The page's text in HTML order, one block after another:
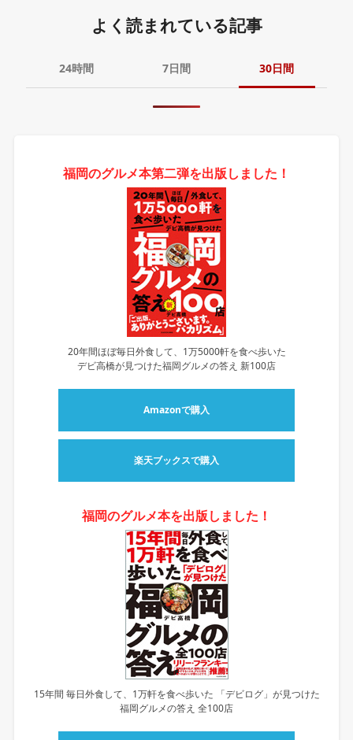
よく読まれている記事
24時間 7日間 30日間
福岡のグルメ本第二弾を出版しました！
20年間ほぼ毎日外食して、1万5000軒を食べ歩いた
デビ高橋が見つけた福岡グルメの答え 新100店
Amazonで購入
楽天ブックスで購入
福岡のグルメ本を出版しました！
15年間 毎日外食して、1万軒を食べ歩いた 「デビログ」が見つけた
福岡グルメの答え 全100店